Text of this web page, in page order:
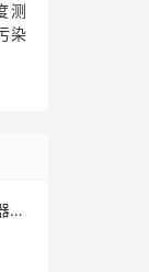
测
染
轻量云服务器(262)